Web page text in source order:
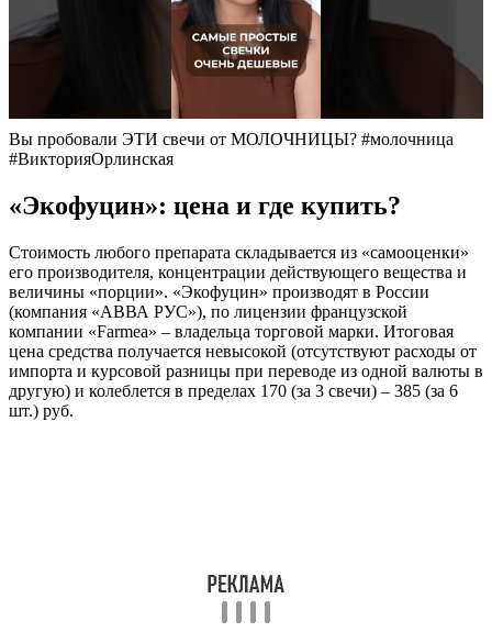
Вы пробовали ЭТИ свечи от МОЛОЧНИЦЫ? #молочница
#ВикторияОрлинская
«Экофуцин»: цена и где купить?
Стоимость любого препарата складывается из «самооценки»
его производителя, концентрации действующего вещества и
величины «порции». «Экофуцин» производят в России
(компания «АВВА РУС»), по лицензии французской
компании «Farmea» – владельца торговой марки. Итоговая
цена средства получается невысокой (отсутствуют расходы от
импорта и курсовой разницы при переводе из одной валюты в
другую) и колеблется в пределах 170 (за 3 свечи) – 385 (за 6
шт.) руб.
специализированных электронных площадок.